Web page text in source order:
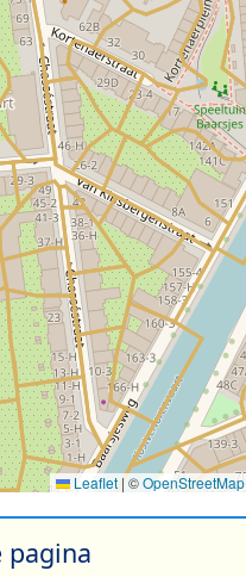
Leaflet | ©OpenStreetMap
pagina